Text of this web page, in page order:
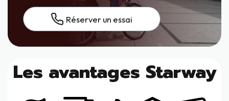
Réserver un essai
Les avantages Starway